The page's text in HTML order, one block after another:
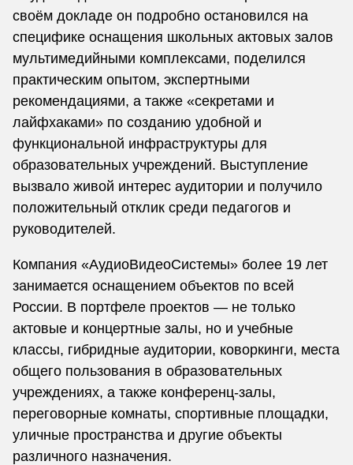
своём докладе он подробно остановился на
специфике оснащения школьных актовых залов
мультимедийными комплексами, поделился
практическим опытом, экспертными
рекомендациями, а также «секретами и
лайфхаками» по созданию удобной и
функциональной инфраструктуры для
образовательных учреждений. Выступление
вызвало живой интерес аудитории и получило
положительный отклик среди педагогов и
руководителей.
Компания «АудиоВидеоСистемы» более 19 лет
занимается оснащением объектов по всей
России. В портфеле проектов — не только
актовые и концертные залы, но и учебные
классы, гибридные аудитории, коворкинги, места
общего пользования в образовательных
учреждениях, а также конференц-залы,
переговорные комнаты, спортивные площадки,
уличные пространства и другие объекты
различного назначения.